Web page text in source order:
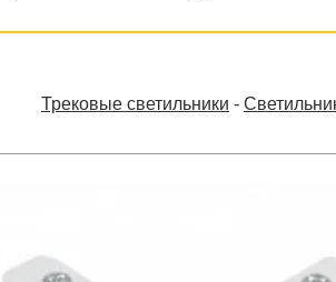
Трековые светильники -